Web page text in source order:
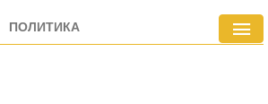
хода (363 мили по стандарту EPA) сделали ее
бестселлером.
ПОЛИТИКА